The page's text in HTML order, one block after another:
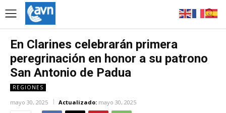
En Clarines celebrarán primera
peregrinación en honor a su patrono
San Antonio de Padua
REGIONES
mayo 30, 2025 Actualizado: mayo 30, 2025